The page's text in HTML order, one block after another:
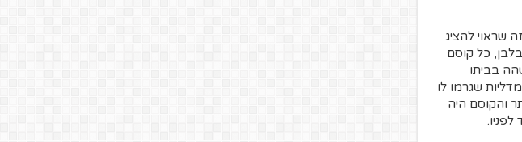
שראוי להציג
כל קוסם
בביתו
שגרמו לו
והקוסם היה